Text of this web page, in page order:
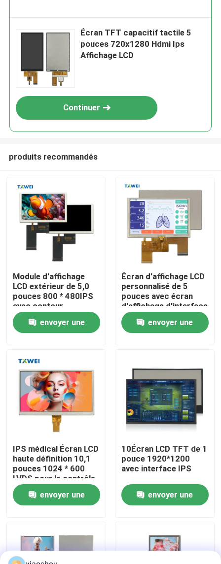
À la maison
Produits
Visite de l'usine
Contrôle de la qualité
Nouvelles
Demandez un devis
Affichage LCD TFT
Écran LCD TFT
Écran TFT capacitif tactile 5
pouces 720x1280 Hdmi Ips
Affichage LCD
Continuer
produits recommandés
Module d'affichage
LCD extérieur de 5,0
pouces 800 * 480IPS
avec contour
mécaniqueSize 120.7
* 75.8 * 2.8envoyer une
Écran d'affichage LCD
personnalisé de 5
pouces avec écran
d'affichage d'interface
RGB haute définition
800 * 480envoyer une
IPS médical Écran LCD
haute définition 10,1
pouces 1024 * 600
LVDS pour le contrôle
industriel
envoyer une
10Écran LCD TFT de 1
pouce 1920*1200
avec interface IPS
envoyer une